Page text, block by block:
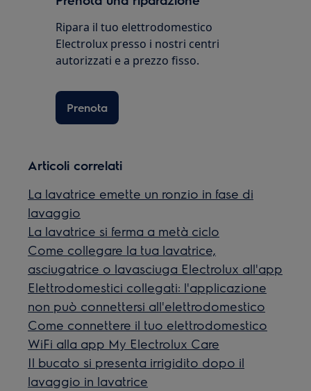
Ripara il tuo elettrodomestico
Electrolux presso i nostri centri
autorizzati e a prezzo fisso.
Prenota
Articoli correlati
La lavatrice emette un ronzio in fase di
lavaggio
La lavatrice si ferma a metà ciclo
Come collegare la tua lavatrice,
asciugatrice o lavasciuga Electrolux all'app
Elettrodomestici collegati: l'applicazione
non può connettersi all'elettrodomestico
Come connettere il tuo elettrodomestico
WiFi alla app My Electrolux Care
Il bucato si presenta irrigidito dopo il
lavaggio in lavatrice